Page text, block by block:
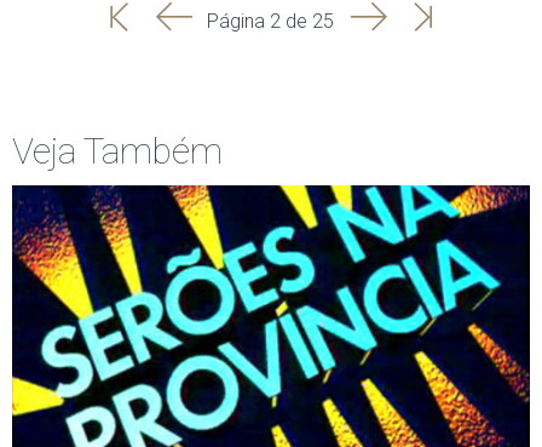
'
'
Página 2 de 25 SeguinteÚltima
Veja Também